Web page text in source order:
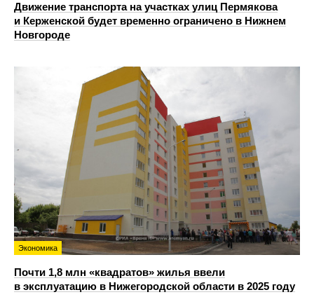
Движение транспорта на участках улиц Пермякова
и Керженской будет временно ограничено в Нижнем
Новгороде
Экономика
Почти 1,8 млн «квадратов» жилья ввели
в эксплуатацию в Нижегородской области в 2025 году